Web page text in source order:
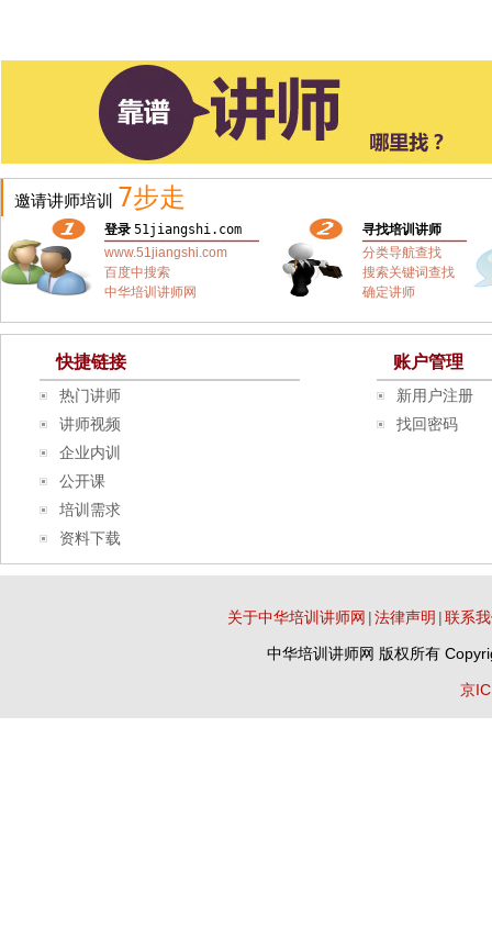
邀请讲师培训 7步走
登录 51jiangshi.com
www.51jiangshi.com
百度中搜索
中华培训讲师网
寻找培训讲师
分类导航查找
搜索关键词查找
确定讲师
快捷链接
热门讲师
讲师视频
企业内训
公开课
培训需求
资料下载
账户管理
新用户注册
找回密码
关于中华培训讲师网 |法律声明 |联系
中华培训讲师网 版权所有
京